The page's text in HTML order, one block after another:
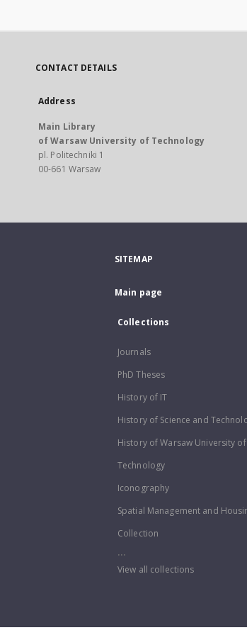
CONTACT DETAILS
Address
Main Library
of Warsaw University of Technology
pl. Politechniki 1
00-661 Warsaw
SITEMAP
Main page
Collections
Journals
PhD Theses
History of IT
History of Science and
History of Warsaw University of
Technology
Iconography
Spatial Management and
Collection
...
View all collections